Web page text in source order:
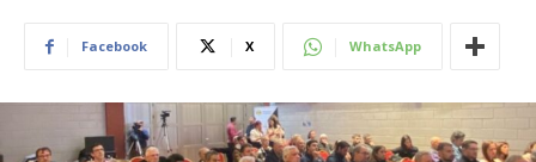
Facebook X WhatsApp